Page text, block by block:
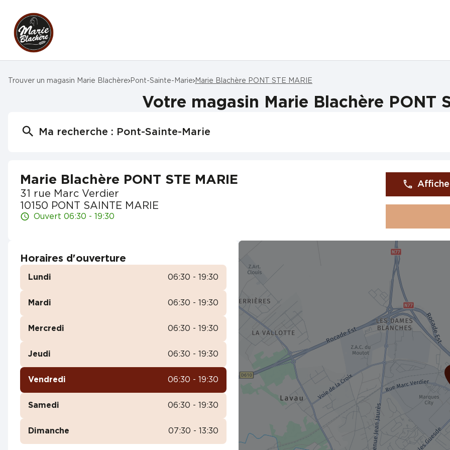
Trouver un magasin Marie Blachère Pont-Sainte-Marie Marie Blachère PONT STE MARIE
Votre magasin Marie Blachère PONT
Ma recherche : Pont-Sainte-Marie
Marie Blachère PONT STE MARIE
31 rue Marc Verdier
10150 PONT SAINTE MARIE
Ouvert 06:30 - 19:30
Horaires d'ouverture
Lundi 06:30 - 19:30
Mardi 06:30 - 19:30
Mercredi 06:30 - 19:30
Jeudi 06:30 - 19:30
Vendredi 06:30 - 19:30
Samedi 06:30 - 19:30
Dimanche 07:30 - 13:30